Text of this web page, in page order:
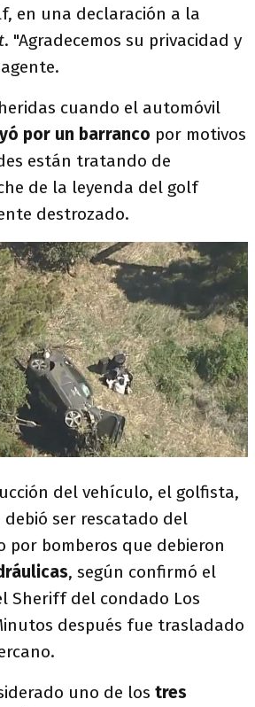
en una declaración a la
. "Agradecemos su privacidad y
cuando el automóvil
por un barranco por motivos
están tratando de
de la leyenda del golf
destrozado.
del vehículo, el golfista,
debió ser rescatado del
por bomberos que debieron
, según confirmó el
Sheriff del condado Los
después fue trasladado
uno de los tres